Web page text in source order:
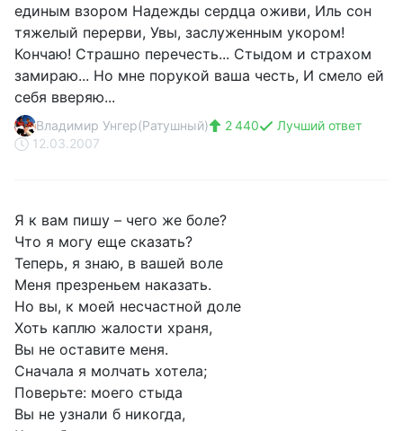
единым взором Надежды сердца оживи, Иль сон
тяжелый перерви, Увы, заслуженным укором!
Кончаю! Страшно перечесть... Стыдом и страхом
замираю... Но мне порукой ваша честь, И смело ей
себя вверяю...
Владимир Унгер(Ратушный) 2 440
Лучший ответ
12.03.2007
Я к вам пишу – чего же боле?
Что я могу еще сказать?
Теперь, я знаю, в вашей воле
Меня презреньем наказать.
Но вы, к моей несчастной доле
Хоть каплю жалости храня,
Вы не оставите меня.
Сначала я молчать хотела;
Поверьте: моего стыда
Вы не узнали б никогда,